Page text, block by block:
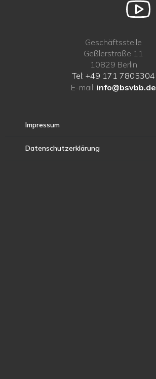
Geschäftsstelle
Geßlerstraße 11
10829 Berlin
Tel: +49 171 7805304
E-mail: info@bsvbb.de
Impressum
Datenschutzerklärung